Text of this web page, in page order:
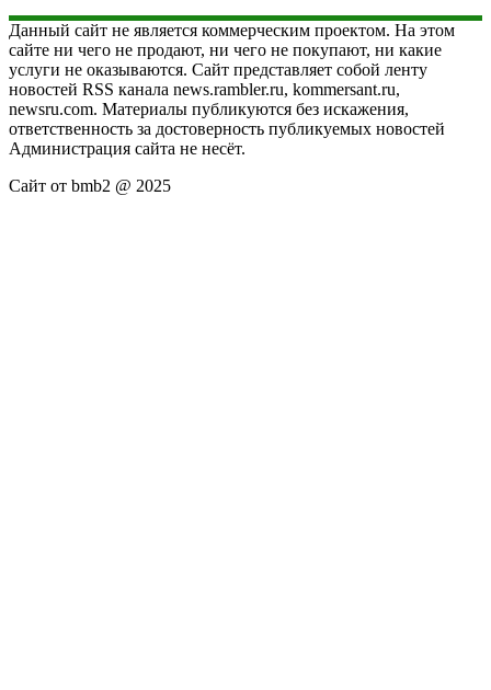
Данный сайт не является коммерческим проектом. На этом
сайте ни чего не продают, ни чего не покупают, ни какие
услуги не оказываются. Сайт представляет собой ленту
новостей RSS канала news.rambler.ru, kommersant.ru,
newsru.com. Материалы публикуются без искажения,
ответственность за достоверность публикуемых новостей
Администрация сайта не несёт.
Сайт от bmb2 @ 2025